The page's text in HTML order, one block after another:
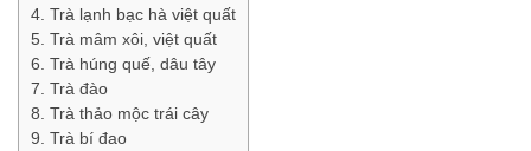
4. Trà lạnh bạc hà việt quất
5. Trà mâm xôi, việt quất
6. Trà húng quế, dâu tây
7. Trà đào
8. Trà thảo mộc trái cây
9. Trà bí đao